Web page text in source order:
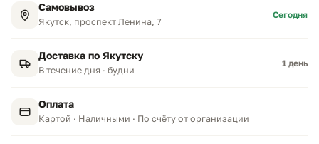
Самовывоз
Якутск, проспект Ленина, 7
Сегодня
Доставка по Якутску
В течение дня · будни
1 день
Оплата
Картой · Наличными · По счёту от организации